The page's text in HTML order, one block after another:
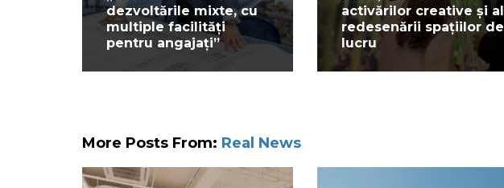
dezvoltările mixte, cu
multiple facilități
pentru angajați”
activărilor creative și al
redesenării spațiilor de
lucru
More Posts From: Real News